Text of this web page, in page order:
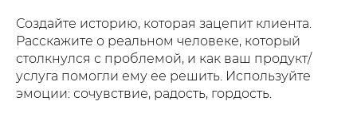
Создайте историю, которая зацепит клиента.
Расскажите о реальном человеке, который
столкнулся с проблемой, и как ваш продукт/
услуга помогли ему ее решить. Используйте
эмоции: сочувствие, радость, гордость.